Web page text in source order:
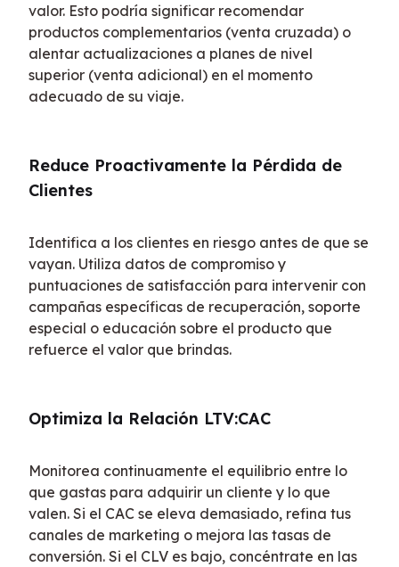
valor. Esto podría significar recomendar
productos complementarios (venta cruzada) o
alentar actualizaciones a planes de nivel
superior (venta adicional) en el momento
adecuado de su viaje.
Reduce Proactivamente la Pérdida de
Clientes
Identifica a los clientes en riesgo antes de que se
vayan. Utiliza datos de compromiso y
puntuaciones de satisfacción para intervenir con
campañas específicas de recuperación, soporte
especial o educación sobre el producto que
refuerce el valor que brindas.
Optimiza la Relación LTV:CAC
Monitorea continuamente el equilibrio entre lo
que gastas para adquirir un cliente y lo que
valen. Si el CAC se eleva demasiado, refina tus
canales de marketing o mejora las tasas de
conversión. Si el CLV es bajo, concéntrate en las